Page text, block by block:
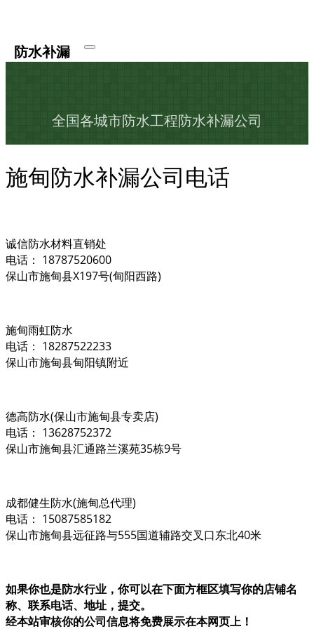
防水补漏
全国各城市防水工程防水补漏公司
施甸防水补漏公司电话
诚信防水材料直销处
电话： 18787520600
保山市施甸县X197号(甸阳西路)
施甸雨虹防水
电话： 18287522233
保山市施甸县甸阳镇附近
德高防水(保山市施甸县专卖店)
电话： 13628752372
保山市施甸县汇通路兰溪苑35栋9号
成都健生防水(施甸总代理)
电话： 15087585182
保山市施甸县远征路与555国道辅路交叉口东北40米
如果你也是防水行业，你可以在下面方框区填写你的店铺名
称、联系电话、地址，提交。
经本站审核你的公司信息将免费展示在本网页上！